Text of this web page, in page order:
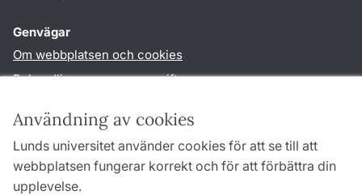
Användning av cookies
Lunds universitet använder cookies för att se till att
webbplatsen fungerar korrekt och för att förbättra din
upplevelse.
Genvägar
Om webbplatsen och cookies
Behandling av personuppgifter
TYPO3-login
Följ oss i sociala medier